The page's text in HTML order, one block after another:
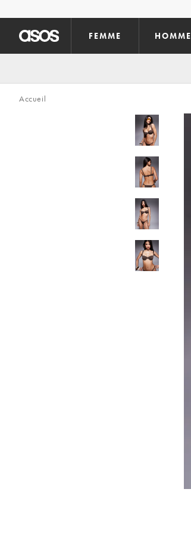
FEMME HOMME
Accueil